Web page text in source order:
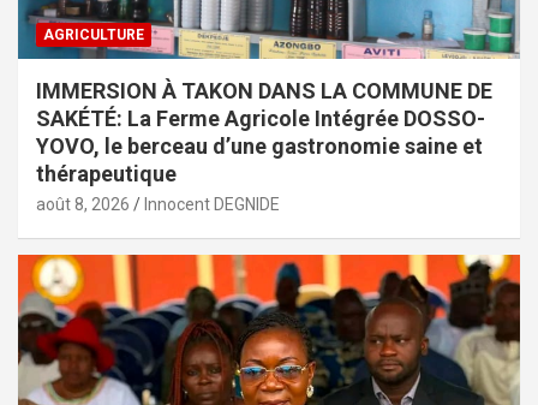
AGRICULTURE
IMMERSION À TAKON DANS LA COMMUNE DE
SAKÉTÉ: La Ferme Agricole Intégrée DOSSO-
YOVO, le berceau d’une gastronomie saine et
thérapeutique
août 8, 2026 Innocent DEGNIDE